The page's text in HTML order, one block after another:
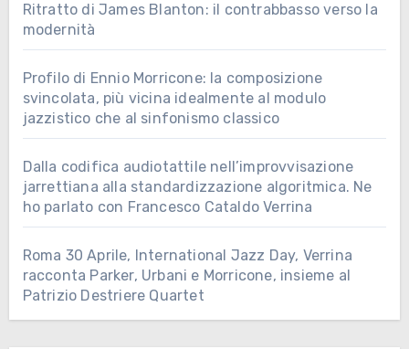
Ritratto di James Blanton: il contrabbasso verso la
modernità
Profilo di Ennio Morricone: la composizione
svincolata, più vicina idealmente al modulo
jazzistico che al sinfonismo classico
Dalla codifica audiotattile nell’improvvisazione
jarrettiana alla standardizzazione algoritmica. Ne
ho parlato con Francesco Cataldo Verrina
Roma 30 Aprile, International Jazz Day, Verrina
racconta Parker, Urbani e Morricone, insieme al
Patrizio Destriere Quartet